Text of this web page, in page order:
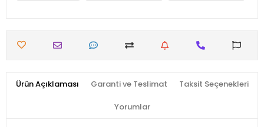
Ürün Açıklaması Garanti ve Teslimat Taksit Seçenekleri
Yorumlar